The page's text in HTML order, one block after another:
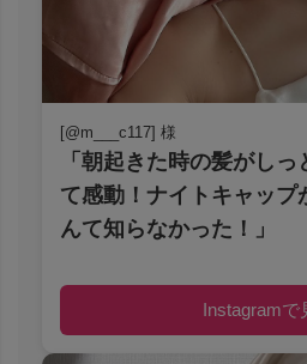
[@m___c117] 様
「朝起きた時の髪がし
て感動！ナイトキャップ
んて知らなかった！」
Instagramで